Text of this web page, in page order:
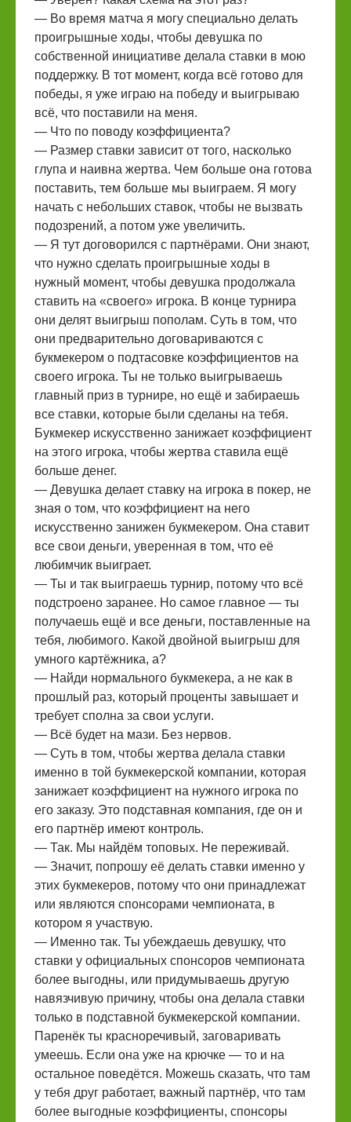
— Во время матча я могу специально делать
проигрышные ходы, чтобы девушка по
собственной инициативе делала ставки в мою
поддержку. В тот момент, когда всё готово для
победы, я уже играю на победу и выигрываю
всё, что поставили на меня.
— Что по поводу коэффициента?
— Размер ставки зависит от того, насколько
глупа и наивна жертва. Чем больше она готова
поставить, тем больше мы выиграем. Я могу
начать с небольших ставок, чтобы не вызвать
подозрений, а потом уже увеличить.
— Я тут договорился с партнёрами. Они знают,
что нужно сделать проигрышные ходы в
нужный момент, чтобы девушка продолжала
ставить на «своего» игрока. В конце турнира
они делят выигрыш пополам. Суть в том, что
они предварительно договариваются с
букмекером о подтасовке коэффициентов на
своего игрока. Ты не только выигрываешь
главный приз в турнире, но ещё и забираешь
все ставки, которые были сделаны на тебя.
Букмекер искусственно занижает коэффициент
на этого игрока, чтобы жертва ставила ещё
больше денег.
— Девушка делает ставку на игрока в покер, не
зная о том, что коэффициент на него
искусственно занижен букмекером. Она ставит
все свои деньги, уверенная в том, что её
любимчик выиграет.
— Ты и так выиграешь турнир, потому что всё
подстроено заранее. Но самое главное — ты
получаешь ещё и все деньги, поставленные на
тебя, любимого. Какой двойной выигрыш для
умного картёжника, а?
— Найди нормального букмекера, а не как в
прошлый раз, который проценты завышает и
требует сполна за свои услуги.
— Всё будет на мази. Без нервов.
— Суть в том, чтобы жертва делала ставки
именно в той букмекерской компании, которая
занижает коэффициент на нужного игрока по
его заказу. Это подставная компания, где он и
его партнёр имеют контроль.
— Так. Мы найдём топовых. Не переживай.
— Значит, попрошу её делать ставки именно у
этих букмекеров, потому что они принадлежат
или являются спонсорами чемпионата, в
котором я участвую.
— Именно так. Ты убеждаешь девушку, что
ставки у официальных спонсоров чемпионата
более выгодны, или придумываешь другую
навязчивую причину, чтобы она делала ставки
только в подставной букмекерской компании.
Паренёк ты красноречивый, заговаривать
умеешь. Если она уже на крючке — то и на
остальное поведётся. Можешь сказать, что там
у тебя друг работает, важный партнёр, что там
более выгодные коэффициенты, спонсоры